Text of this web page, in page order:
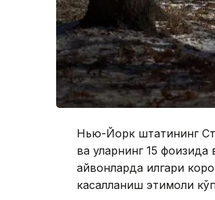
Нью-Йорк штатининг
ва уларнинг 15
ҳайвонларда илгари
касалланиш эҳтимоли